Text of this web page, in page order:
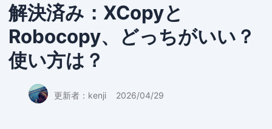
解決済み：XCopyと
Robocopy、どっちがいい？
使い方は？
更新者： kenji 2026/04/29